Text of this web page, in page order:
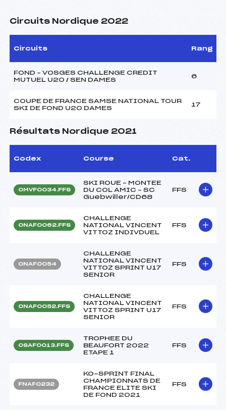
Circuits Nordique 2022
Circuits Rang
FOND – VOSGES CHALLENGE CREDIT
MUTUEL U20 / SEN DAMES
6
COUPE DE FRANCE SAMSE NATIONAL TOUR
SKI DE FOND U20 DAMES
17
Résultats Nordique 2021
Codex Course Cat.
OMVF0034.FFS
SKI ROUE – MONTEE
DU COL AMIC – SC
Guebwiller/CD68
FFS
ONAF0062.FFS
CHALLENGE
NATIONAL VINCENT
VITTOZ INDIVDUEL
FFS
ONAF0054
CHALLENGE
NATIONAL VINCENT
VITTOZ SPRINT U17
SENIOR
FFS
ONAF0052.FFS
CHALLENGE
NATIONAL VINCENT
VITTOZ SPRINT U17
SENIOR
FFS
OSAF0013.FFS
TROPHEE DU
BEAUFORT 2022
ETAPE 1
FFS
FNAF0232
KO-SPRINT FINAL
CHAMPIONNATS DE
FRANCE ELITE SKI
DE FOND 2021
FFS